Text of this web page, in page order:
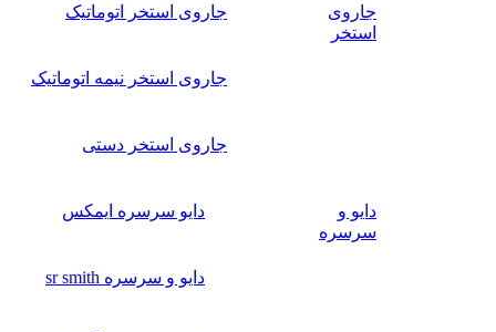
جاروی
استخر
جاروی استخر اتوماتیک
جاروی استخر نیمه اتوماتیک
جاروی استخر دستی
دایو و
سرسره
دایو سرسره ایمکس
دایو و سرسره sr smith